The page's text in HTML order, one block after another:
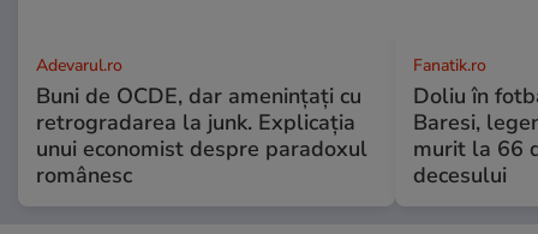
Adevarul.ro
Buni de OCDE, dar amenințați cu
retrogradarea la junk. Explicația
unui economist despre paradoxul
românesc
Fanatik.ro
Doliu în
Baresi,
murit la 66
decesului